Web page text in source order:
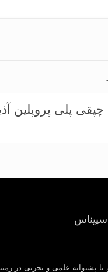
درجه چپقی پلی پروپلین
پشتوانه علمی و تجربی در